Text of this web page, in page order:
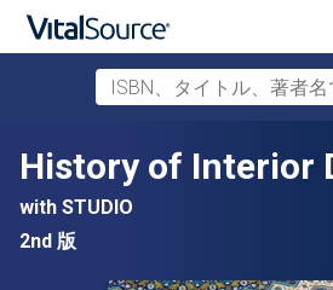
メインコンテンツへスキップ
ISBN、タイトル、著者名
History of Interior
with STUDIO
2nd 版